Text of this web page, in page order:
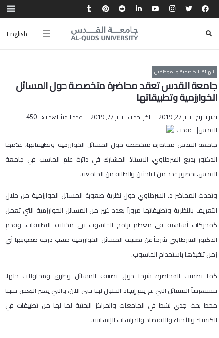
English
الهيئة الاكاديمية والموظفين
جامعة القدس تعقد محاضرة متخصصة حول المسائل
الخوارزمية وتطبيقاتها
نشر بتاريخ يناير 27, 2019 آخر تحديث يناير 27, 2019 عدد المشاهدات: 450
القدس| عقدت
جامعة القدس محاضرة متخصصة حول المسائل الخوارزمية وتطبيقاتها، قدّمها
الدكتور بديع السرطاوي، الاستاذ المشارك في دائرة علم الحاسب في جامعة
القدس، بحضور عدد من الباحثين والطلبة من الجامعة.
وتحدث المحاضر د. السرطاوي حول نظرية صعوبة المسائل الخوارزمية من خلال
التعريف بالنظرية وتطبيقاتها مروراً بعدد كبير من المسائل الخوارزمية التي تعمل
كمحركات أساسية في معظم برامج الحاسوب في مختلف التطبيقات، وقدم
الدكتور السرطاوي شرحاً عن تصنيف المسائل الخوارزمية حسب درجة صعوبتها أي
زمن تنفيذها باستخدام الحاسوب.
كما تضمنت المحاضرة شرحا حول تصنيف المسائل وطرق ومحاولات حلها،
مستعرضاً المسائل التي لم يتم إيجاد الحلول لها حتى الآن، والتي يعتبر البعض منها
محط بحث جدي نشط في الجامعات والمراكز البحثية لما لها من تطبيقات في
الكيمياء والأحياء والاقتصاد والدراسات الإنسانية.